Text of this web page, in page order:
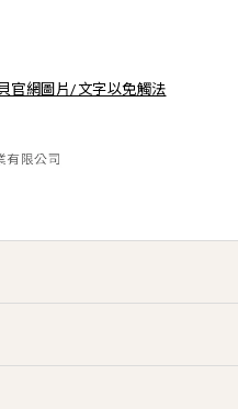
官網圖片/文字以免觸法